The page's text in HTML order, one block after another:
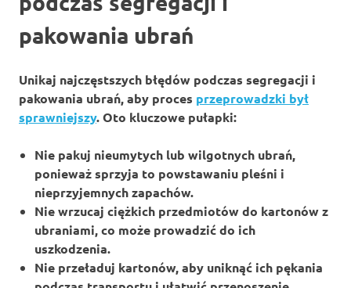
pakowania ubrań
Unikaj najczęstszych błędów podczas segregacji i
pakowania ubrań, aby proces przeprowadzki był
sprawniejszy. Oto kluczowe pułapki:
Nie pakuj nieumytych lub wilgotnych ubrań,
ponieważ sprzyja to powstawaniu pleśni i
nieprzyjemnych zapachów.
Nie wrzucaj ciężkich przedmiotów do kartonów z
ubraniami, co może prowadzić do ich
uszkodzenia.
Nie przeładuj kartonów, aby uniknąć ich pękania